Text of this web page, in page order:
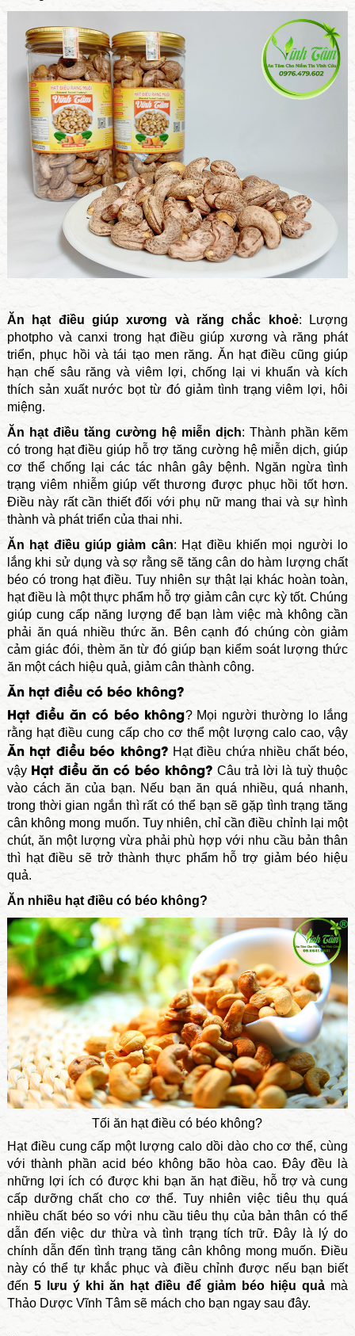
Ăn hạt điều giúp xương và răng chắc khoẻ: Lượng
photpho và canxi trong hạt điều giúp xương và răng phát
triển, phục hồi và tái tạo men răng. Ăn hạt điều cũng giúp
hạn chế sâu răng và viêm lợi, chống lại vi khuẩn và kích
thích sản xuất nước bọt từ đó giảm tình trạng viêm lợi, hôi
miệng.
Ăn hạt điều tăng cường hệ miễn dịch: Thành phần kẽm
có trong hạt điều giúp hỗ trợ tăng cường hệ miễn dịch, giúp
cơ thể chống lại các tác nhân gây bệnh. Ngăn ngừa tình
trạng viêm nhiễm giúp vết thương được phục hồi tốt hơn.
Điều này rất cần thiết đối với phụ nữ mang thai và sự hình
thành và phát triển của thai nhi.
Ăn hạt điều giúp giảm cân: Hạt điều khiến mọi người lo
lắng khi sử dụng và sợ rằng sẽ tăng cân do hàm lượng chất
béo có trong hạt điều. Tuy nhiên sự thật lại khác hoàn toàn,
hạt điều là một thực phẩm hỗ trợ giảm cân cực kỳ tốt. Chúng
giúp cung cấp năng lượng để bạn làm việc mà không cần
phải ăn quá nhiều thức ăn. Bên cạnh đó chúng còn giảm
cảm giác đói, thèm ăn từ đó giúp bạn kiểm soát lượng thức
ăn một cách hiệu quả, giảm cân thành công.
Ăn hạt điều có béo không?
Hạt điều ăn có béo không? Mọi người thường lo lắng
rằng hạt điều cung cấp cho cơ thể một lượng calo cao, vậy
Ăn hạt điều béo không? Hạt điều chứa nhiều chất béo,
vậy Hạt điều ăn có béo không?Câu trả lời là tuỳ thuộc
vào cách ăn của bạn. Nếu bạn ăn quá nhiều, quá nhanh,
trong thời gian ngắn thì rất có thể bạn sẽ gặp tình trạng tăng
cân không mong muốn. Tuy nhiên, chỉ cần điều chỉnh lại một
chút, ăn một lượng vừa phải phù hợp với nhu cầu bản thân
thì hạt điều sẽ trở thành thực phẩm hỗ trợ giảm béo hiệu
quả.
Ăn nhiều hạt điều có béo không?
Tối ăn hạt điều có béo không?
Hạt điều cung cấp một lượng calo dồi dào cho cơ thể, cùng
với thành phần acid béo không bão hòa cao. Đây đều là
những lợi ích có được khi bạn ăn hạt điều, hỗ trợ và cung
cấp dưỡng chất cho cơ thể. Tuy nhiên việc tiêu thụ quá
nhiều chất béo so với nhu cầu tiêu thụ của bản thân có thể
dẫn đến việc dư thừa và tình trạng tích trữ. Đây là lý do
chính dẫn đến tình trạng tăng cân không mong muốn. Điều
này có thể tự khắc phục và điều chỉnh được nếu bạn biết
đến 5 lưu ý khi ăn hạt điều để giảm béo hiệu quả mà
Thảo Dược Vĩnh Tâm sẽ mách cho bạn ngay sau đây.